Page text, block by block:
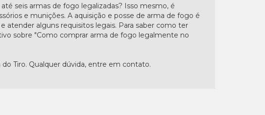
seis armas de fogo legalizadas? Isso mesmo, é
e munições. A aquisição e posse de arma de fogo é
atender alguns requisitos legais. Para saber como ter
sobre "Como comprar arma de fogo legalmente no
Tiro. Qualquer dúvida, entre em contato.